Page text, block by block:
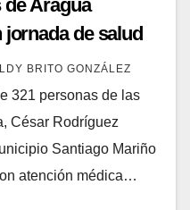
de Aragua
de salud
BRITO GONZÁLEZ
321 personas de las
César Rodríguez
Santiago Mariño
atención médica…